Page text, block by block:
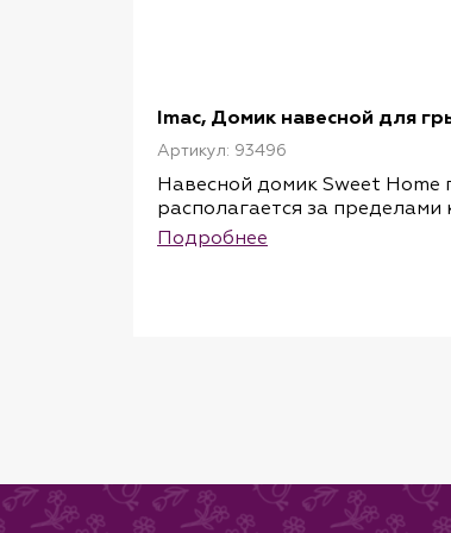
Imac, Домик навесной для
Артикул: 93496
Навесной домик Sweet
располагается за
Sweet Home оснащен
лестницей для спуска или
Подробнее